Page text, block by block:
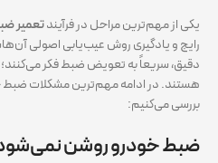
یکی از مهم‌ترین مراحل در فرآیندتعمیر
رایج و یادگیری روش عیب‌یابی اصولی
دقیق، سریعاً به تعویض ضبط فکر می‌کنند؛
هستند. در ادامه مهم‌ترین مشکلات ضبط
بررسی می‌کنیم:
ضبط خودرو روشن